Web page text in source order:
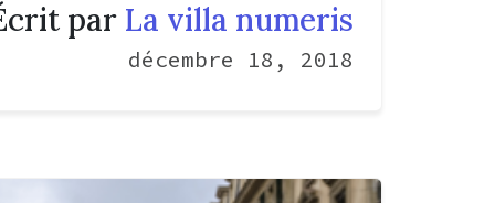
par La villa numeris
décembre 18, 2018